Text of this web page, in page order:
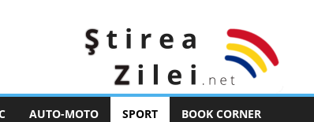
AUTO-MOTO SPORT BOOK CORNER